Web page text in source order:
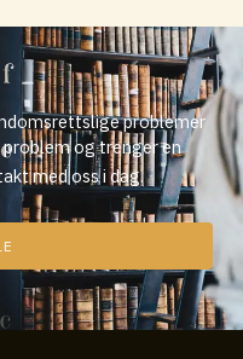
problemer
og trenger en
med oss ​​i dag.